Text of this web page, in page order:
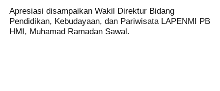
Apresiasi disampaikan Wakil Direktur Bidang
Pendidikan, Kebudayaan, dan Pariwisata LAPENMI PB
HMI, Muhamad Ramadan Sawal.